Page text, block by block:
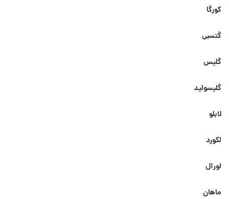
کورگا
گتسبی
گلیس
گلیسولید
لابلو
لکورد
لورآل
ماهان